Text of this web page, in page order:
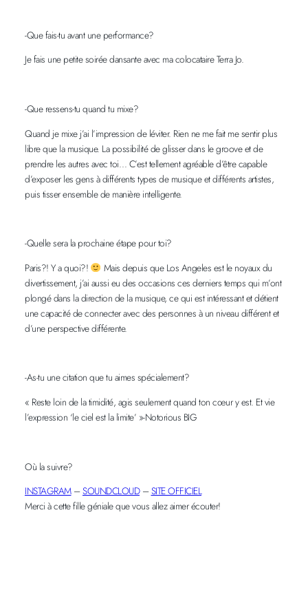
-Que fais-tu avant une performance?
Je fais une petite soirée dansante avec ma colocataire Terra Jo.
-Que ressens-tu quand tu mixe?
Quand je mixe j’ai l’impression de léviter. Rien ne me fait me sentir plus
libre que la musique. La possibilité de glisser dans le groove et de
prendre les autres avec toi… C’est tellement agréable d’être capable
d’exposer les gens à différents types de musique et différents artistes,
puis tisser ensemble de manière intelligente.
-Quelle sera la prochaine étape pour toi?
Paris?! Y a quoi?!
Mais depuis que Los Angeles est le noyaux du
divertissement, j’ai aussi eu des occasions ces derniers temps qui m’ont
plongé dans la direction de la musique, ce qui est intéressant et détient
une capacité de connecter avec des personnes à un niveau différent et
d’une perspective différente.
-As-tu une citation que tu aimes spécialement?
« Reste loin de la timidité, agis seulement quand ton cœur y est. Et vie
l’expression ‘le ciel est la limite’ »-Notorious BIG
Où la suivre?
INSTAGRAM–SOUNDCLOUD–SITE OFFICIEL
Merci à cette fille géniale que vous allez aimer écouter!